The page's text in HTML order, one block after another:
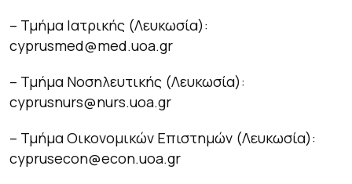
– Τμήμα Ιατρικής (Λευκωσία):
cyprusmed@med.uoa.gr
– Τμήμα Νοσηλευτικής (Λευκωσία):
cyprusnurs@nurs.uoa.gr
– Τμήμα Οικονομικών Επιστημών (Λευκωσία):
cyprusecon@econ.uoa.gr